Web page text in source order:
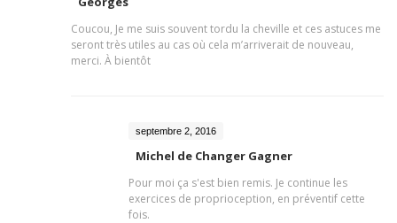
Coucou, Je me suis souvent tordu la cheville et ces astuces me
seront très utiles au cas où cela m’arriverait de nouveau,
merci. À bientôt
septembre 2, 2016
Michel de Changer Gagner
Pour moi ça s'est bien remis. Je continue les
exercices de proprioception, en préventif cette
fois.